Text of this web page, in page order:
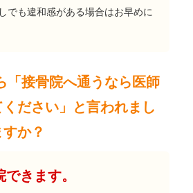
でも違和感がある場合はお早めに
「接骨院へ通うなら医師
ださい」と言われまし
か？
きます。